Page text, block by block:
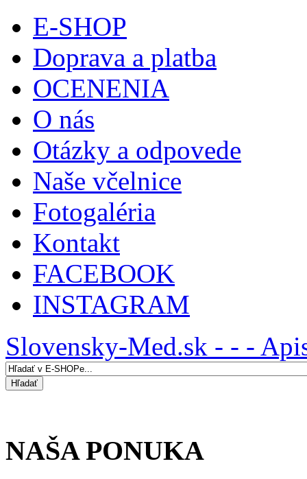
E-SHOP
Doprava a platba
OCENENIA
O nás
Otázky a odpovede
Naše včelnice
Fotogaléria
Kontakt
FACEBOOK
INSTAGRAM
Slovensky-Med.sk - - -
NAŠA PONUKA